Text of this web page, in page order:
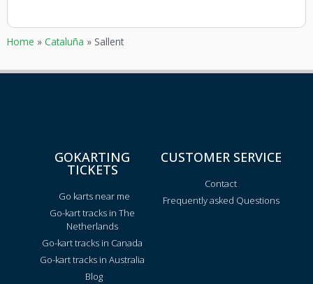
Home » Cataluña » Sallent
GOKARTING
TICKETS
Go karts near me
Go-kart tracks in The
Netherlands
Go-kart tracks in Canada
Go-kart tracks in Australia
Blog
CUSTOMER SERVICE
Contact
Frequently asked Questions